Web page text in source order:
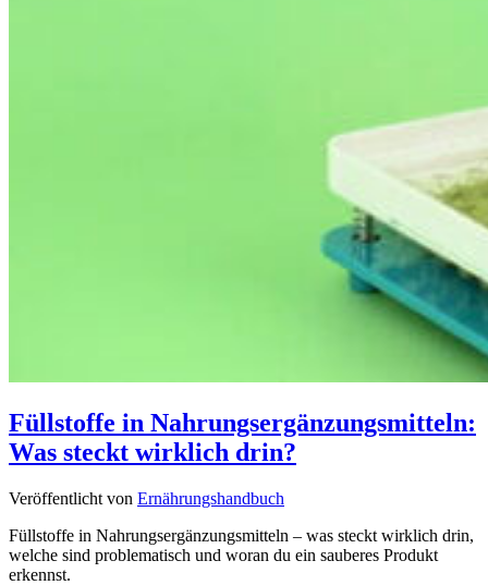
Füllstoffe in Nahrungsergänzungsmitteln:
Was steckt wirklich drin?
Veröffentlicht von Ernährungshandbuch
Füllstoffe in Nahrungsergänzungsmitteln – was steckt wirklich drin,
welche sind problematisch und woran du ein sauberes Produkt
erkennst.